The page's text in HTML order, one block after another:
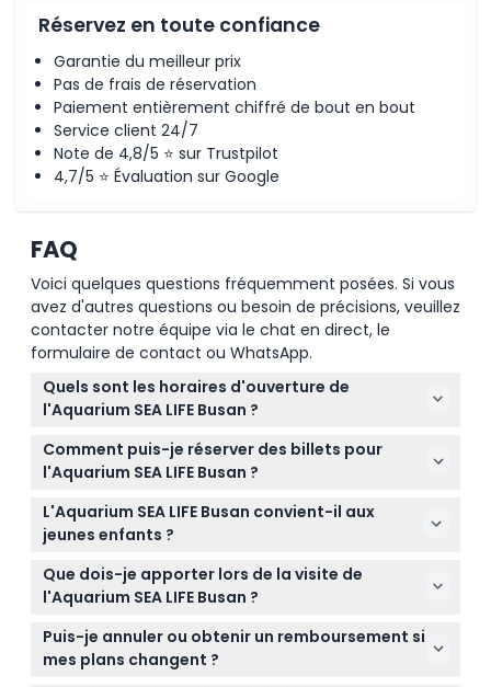
Réservez en toute confiance
Garantie du meilleur prix
Pas de frais de réservation
Paiement entièrement chiffré de bout en bout
Service client 24/7
Note de 4,8/5 ⭐ sur Trustpilot
4,7/5 ⭐ Évaluation sur Google
FAQ
Voici quelques questions fréquemment posées. Si vous
avez d'autres questions ou besoin de précisions, veuillez
contacter notre équipe via le chat en direct, le
formulaire de contact ou WhatsApp.
Quels sont les horaires d'ouverture de
l'Aquarium SEA LIFE Busan ?
L'Aquarium SEA LIFE Busan est ouvert de 10h00 à
19h00 les jours de semaine et jusqu'à 20h00 les
week-ends et jours fériés, avec la dernière entrée
une heure avant la fermeture (sous réserve de
modification — veuillez confirmer au moment de la
Comment puis-je réserver des billets pour
l'Aquarium SEA LIFE Busan ?
Vous pouvez réserver vos billets en ligne
directement ici sur ce site, garantissant la
visite.
L'Aquarium SEA LIFE Busan convient-il aux
jeunes enfants ?
Oui ! Les enfants de moins de 3 ans entrent
gratuitement, ce qui fait de l'aquarium une sortie
idéale pour les familles avec de tout-petits.
N'oubliez pas d'apporter une preuve d'âge pour
l'entrée gratuite.
Que dois-je apporter lors de la visite de
l'Aquarium SEA LIFE Busan ?
Apportez votre confirmation de réservation, des
chaussures confortables pour marcher, et un
appareil photo pour capturer les incroyables scènes
Puis-je annuler ou obtenir un remboursement si
mes plans changent ?